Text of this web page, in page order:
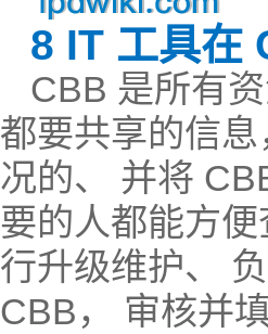
8 IT 工具在
CBB 是所有
都要共享的信
况的、 并将
要的人都能方
行升级维护、
CBB， 审核并